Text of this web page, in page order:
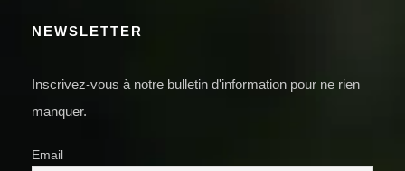
NEWSLETTER
Inscrivez-vous à notre bulletin d'information pour ne rien
manquer.
Email